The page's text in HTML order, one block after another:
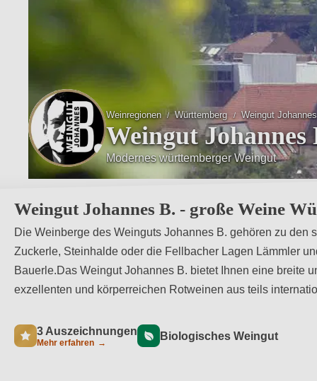
Weinregionen Württemberg Weingut
Weingut Johannes
Feinfruchtigen Weiße bis komplexe Rote
Weingut Johannes B. - große Weine
Die Weinberge des Weinguts Johannes B. gehören zu
Zuckerle, Steinhalde oder die Fellbacher Lagen Lämmler
Bauerle.Das Weingut Johannes B. bietet Ihnen eine breite
exzellenten und körperreichen Rotweinen aus teils
3 Auszeichnungen
Mehr erfahren →
Biologisches Weingut